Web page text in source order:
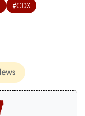
#CDX